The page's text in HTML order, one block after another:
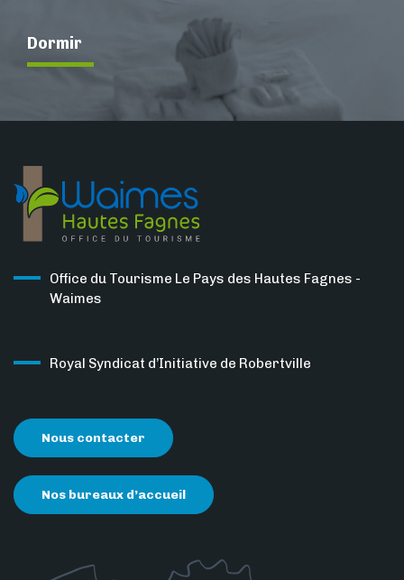
Dormir
Office du Tourisme Le Pays des Hautes Fagnes -
Waimes
Royal Syndicat d’Initiative de Robertville
Nous contacter
Nos bureaux d’accueil